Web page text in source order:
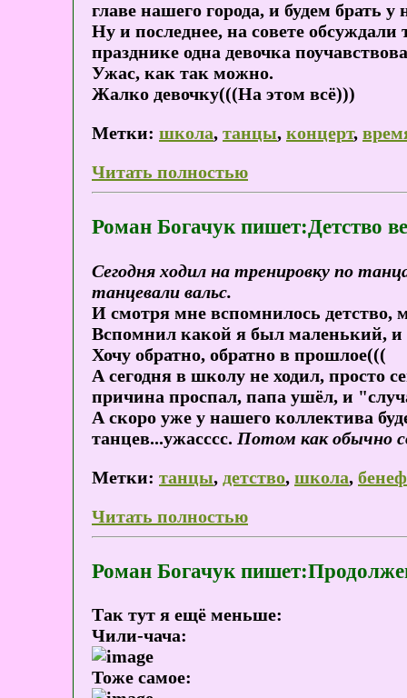
главе нашего города, и будем брать
Ну и последнее, на совете
празднике одна девочка
Ужас, как так можно.
Жалко девочку(((На этом всё)))
Метки: школа, танцы, концерт,
Читать полностью
Роман Богачук пишет:Детство
Сегодня ходил на тренировку по
танцевали вальс.
И смотря мне вспомнилось детство,
Вспомнил какой я был маленький, и
Хочу обратно, обратно в прошлое(((
А сегодня в школу не ходил, просто
причина проспал, папа ушёл, и
А скоро уже у нашего коллектива
танцев...ужасссс. Потом как обычно
Метки: танцы, детство, школа,
Читать полностью
Роман Богачук
Так тут я ещё меньше:
Чили-чача:
Тоже самое: